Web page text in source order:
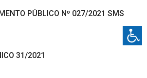
PÚBLICO Nº 027/2021 SMS
31/2021